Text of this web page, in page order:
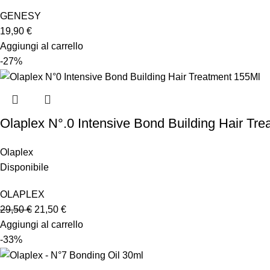
GENESY
19,90 €
Aggiungi al carrello
-27%
Olaplex N°.0 Intensive Bond Building Hair
Olaplex
Disponibile
OLAPLEX
29,50€ 21,50 €
Aggiungi al carrello
-33%